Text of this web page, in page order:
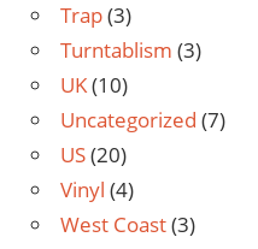
Trap(3)
Turntablism (3)
UK(10)
Uncategorized (7)
US(20)
Vinyl (4)
West Coast(3)